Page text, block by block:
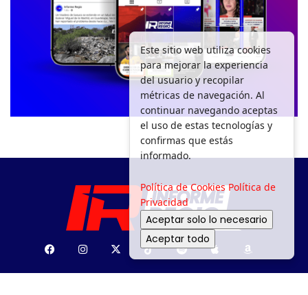
Este sitio web utiliza cookies
para mejorar la experiencia
del usuario y recopilar
métricas de navegación. Al
continuar navegando aceptas
el uso de estas tecnologías y
confirmas que estás
informado.
Política de Cookies Política de
Privacidad
Aceptar solo lo necesario
Aceptar todo